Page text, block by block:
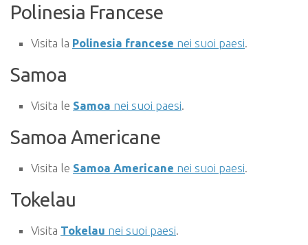
Polinesia Francese
Visita la Polinesia francese nei suoi paesi
Samoa
Visita le Samoa nei suoi paesi
Samoa Americane
Visita le Samoa Americane nei suoi paesi
Tokelau
Visita Tokelau nei suoi paesi